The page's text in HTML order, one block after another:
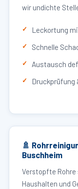
wir undichte
Leckortung
Schnelle
Austausch
Druckprüfung
🚿
Buschheim
Verstopfte Rohre
Haushalten und